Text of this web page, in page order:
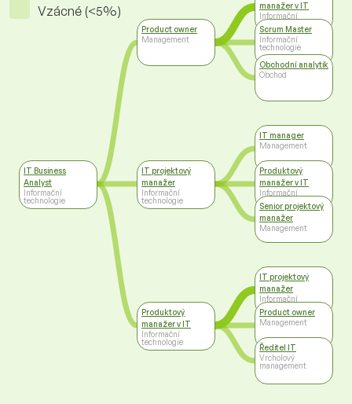
Vzácné (<5%)
IT Business
Analyst
Informační
technologie
Product owner
Management
IT projektový
manažer
Informační
technologie
Produktový
manažer v IT
Informační
technologie
manažer v IT
Informační
technologie
Scrum Master
Informační
technologie
Obchodní analytik
Obchod
IT manager
Management
Produktový
manažer v IT
Informační
technologie
Senior projektový
manažer
Management
IT projektový
manažer
Informační
technologie
Product owner
Management
Ředitel IT
Vrcholový
management